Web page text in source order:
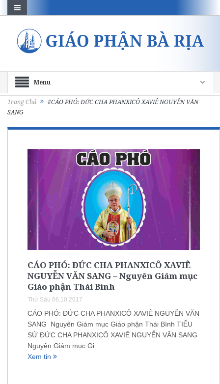
Menu
Trang Chủ
#CÁO PHÓ: ĐỨC CHA PHANXICÔ XAVIÊ NGUYỄN VĂN
SANG
CÁO PHÓ: ĐỨC CHA PHANXICÔ XAVIÊ
NGUYỄN VĂN SANG – Nguyên Giám mục
Giáo phận Thái Bình
Thứ Sáu 06.10.2017
CÁO PHÓ: ĐỨC CHA PHANXICÔ XAVIÊ NGUYỄN VĂN
SANG Nguyên Giám mục Giáo phận Thái Bình TIỂU
SỬ ĐỨC CHA PHANXICÔ XAVIÊ NGUYỄN VĂN SANG
Nguyên Giám mục Gi
Xem tin